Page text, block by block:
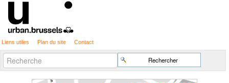
Liens utiles Plan du site Contact
Chercher par
Recherche
avancée…